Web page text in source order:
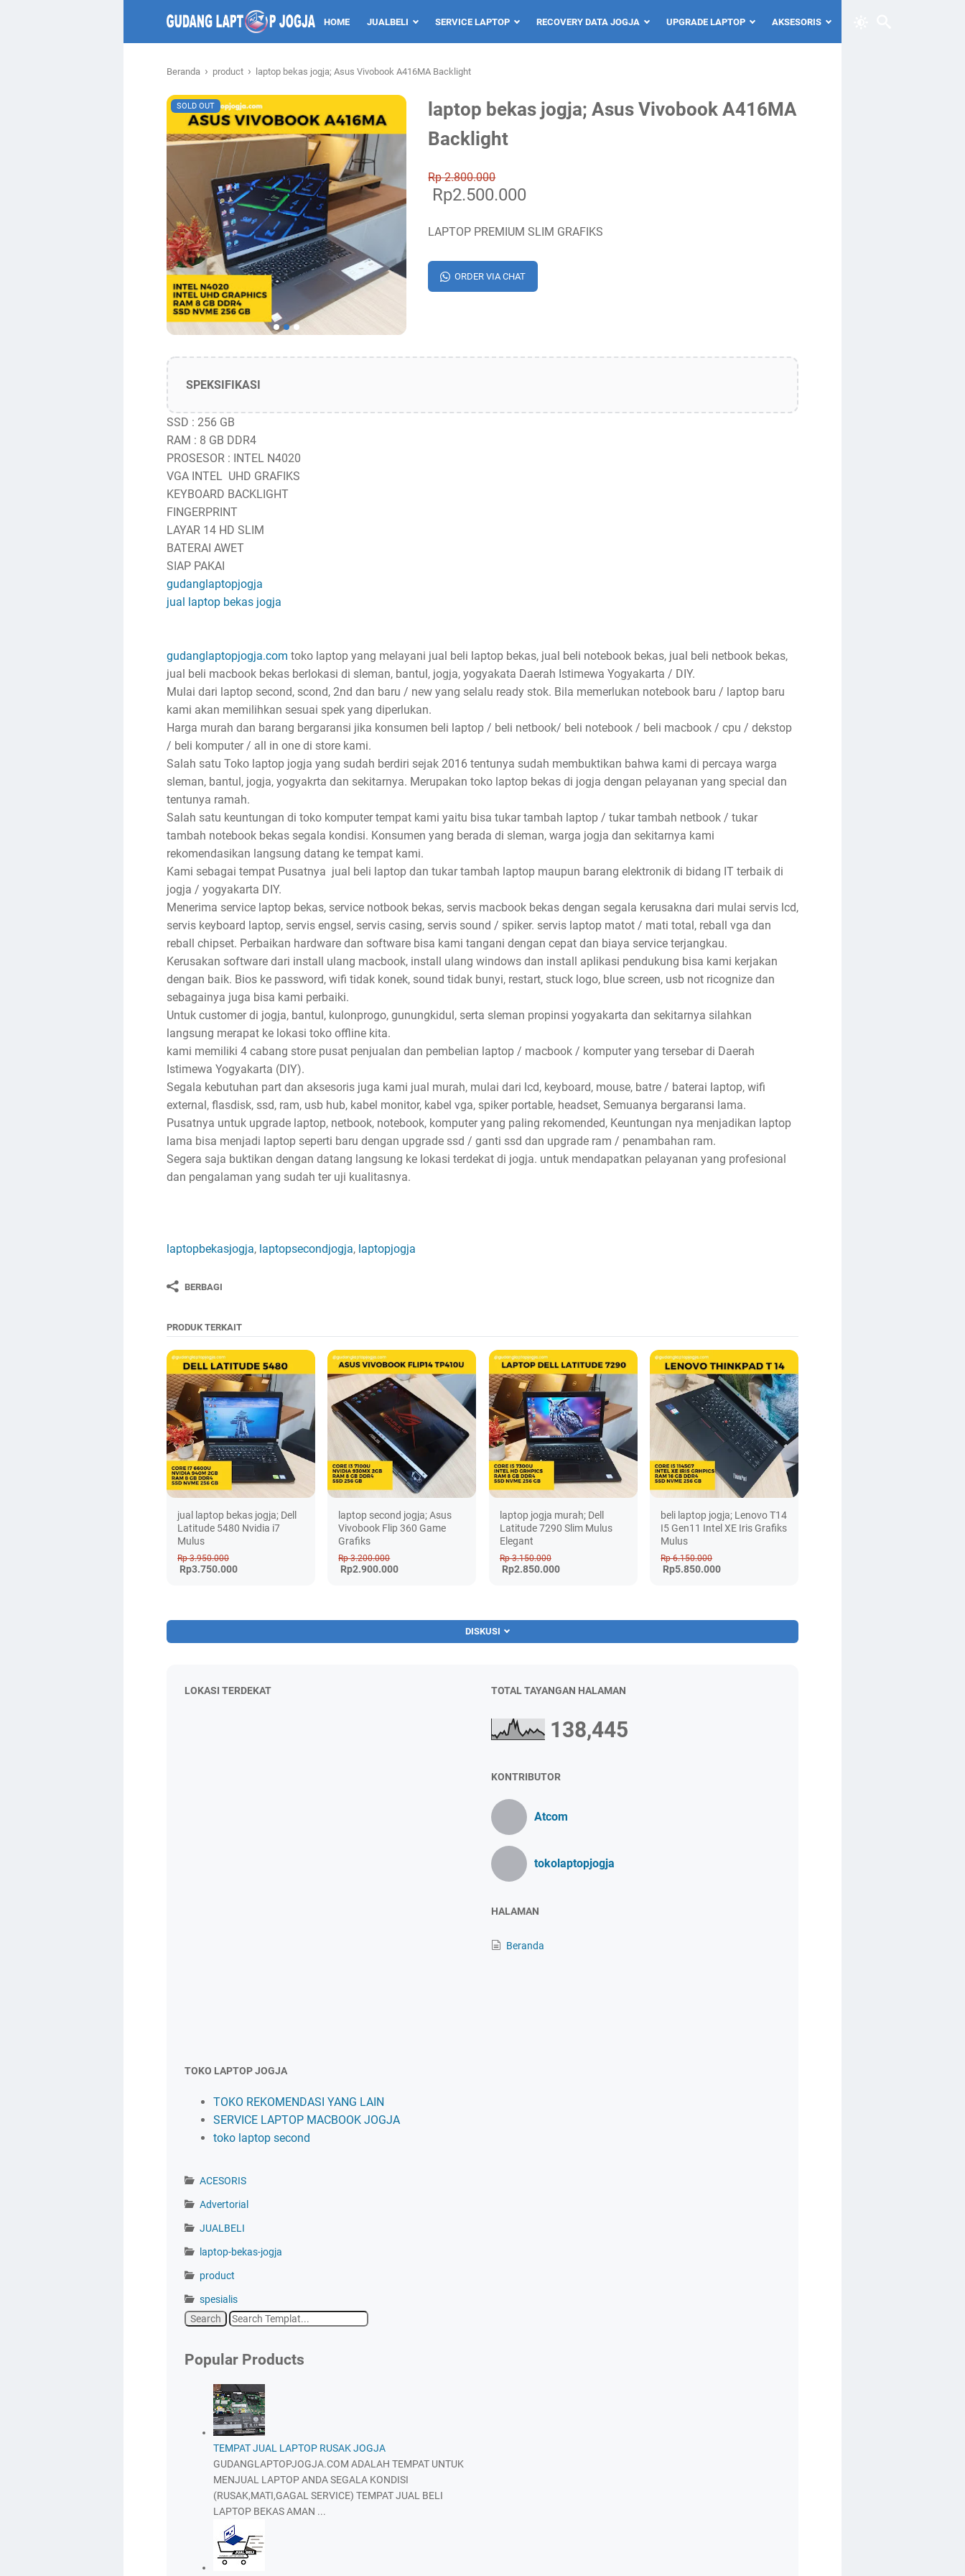
HOME JUALBELI SERVICE LAPTOP RECOVERY DATA JOGJA UPGRADE LAPTOP AKSESORIS
Beranda › product › laptop bekas jogja; Asus Vivobook A416MA Backlight
laptop bekas jogja; Asus Vivobook A416MA
Backlight
SOLD OUT
Rp 2.800.000
Rp2.500.000
LAPTOP PREMIUM SLIM GRAFIKS
ORDER VIA CHAT
SPEKSIFIKASI
SSD : 256 GB
RAM : 8 GB DDR4
PROSESOR : INTEL N4020
VGA INTEL UHD GRAFIKS
KEYBOARD BACKLIGHT
FINGERPRINT
LAYAR 14 HD SLIM
BATERAI AWET
SIAP PAKAI
gudanglaptopjogja
jual laptop bekas jogja
gudanglaptopjogja.com toko laptop yang melayani jual beli laptop bekas, jual beli notebook bekas, jual beli netbook bekas,
jual beli macbook bekas berlokasi di sleman, bantul, jogja, yogyakata Daerah Istimewa Yogyakarta / DIY.
Mulai dari laptop second, scond, 2nd dan baru / new yang selalu ready stok. Bila memerlukan notebook baru / laptop baru
kami akan memilihkan sesuai spek yang diperlukan.
Harga murah dan barang bergaransi jika konsumen beli laptop / beli netbook/ beli notebook / beli macbook / cpu / dekstop
/ beli komputer / all in one di store kami.
Salah satu Toko laptop jogja yang sudah berdiri sejak 2016 tentunya sudah membuktikan bahwa kami di percaya warga
sleman, bantul, jogja, yogyakrta dan sekitarnya. Merupakan toko laptop bekas di jogja dengan pelayanan yang special dan
tentunya ramah.
Salah satu keuntungan di toko komputer tempat kami yaitu bisa tukar tambah laptop / tukar tambah netbook / tukar
tambah notebook bekas segala kondisi. Konsumen yang berada di sleman, warga jogja dan sekitarnya kami
rekomendasikan langsung datang ke tempat kami.
Kami sebagai tempat Pusatnya jual beli laptop dan tukar tambah laptop maupun barang elektronik di bidang IT terbaik di
jogja / yogyakarta DIY.
Menerima service laptop bekas, service notbook bekas, servis macbook bekas dengan segala kerusakna dari mulai servis lcd,
servis keyboard laptop, servis engsel, servis casing, servis sound / spiker. servis laptop matot / mati total, reball vga dan
reball chipset. Perbaikan hardware dan software bisa kami tangani dengan cepat dan biaya service terjangkau.
Kerusakan software dari install ulang macbook, install ulang windows dan install aplikasi pendukung bisa kami kerjakan
dengan baik. Bios ke password, wifi tidak konek, sound tidak bunyi, restart, stuck logo, blue screen, usb not ricognize dan
sebagainya juga bisa kami perbaiki.
Untuk customer di jogja, bantul, kulonprogo, gunungkidul, serta sleman propinsi yogyakarta dan sekitarnya silahkan
langsung merapat ke lokasi toko offline kita.
kami memiliki 4 cabang store pusat penjualan dan pembelian laptop / macbook / komputer yang tersebar di Daerah
Istimewa Yogyakarta (DIY).
Segala kebutuhan part dan aksesoris juga kami jual murah, mulai dari lcd, keyboard, mouse, batre / baterai laptop, wifi
external, flasdisk, ssd, ram, usb hub, kabel monitor, kabel vga, spiker portable, headset, Semuanya bergaransi lama.
Pusatnya untuk upgrade laptop, netbook, notebook, komputer yang paling rekomended, Keuntungan nya menjadikan laptop
lama bisa menjadi laptop seperti baru dengan upgrade ssd / ganti ssd dan upgrade ram / penambahan ram.
Segera saja buktikan dengan datang langsung ke lokasi terdekat di jogja. untuk mendapatkan pelayanan yang profesional
dan pengalaman yang sudah ter uji kualitasnya.
laptopbekasjogja, laptopsecondjogja, laptopjogja
BERBAGI
PRODUK TERKAIT
jual laptop bekas jogja; Dell
Latitude 5480 Nvidia i7
Mulus
Rp 3.950.000
Rp3.750.000
laptop second jogja; Asus
Vivobook Flip 360 Game
Grafiks
Rp 3.200.000
Rp2.900.000
laptop jogja murah; Dell
Latitude 7290 Slim Mulus
Elegant
Rp 3.150.000
Rp2.850.000
beli laptop jogja; Lenovo T14
I5 Gen11 Intel XE Iris Grafiks
Mulus
Rp 6.150.000
Rp5.850.000
DISKUSI
LOKASI TERDEKAT
TOKO LAPTOP JOGJA
TOKO REKOMENDASI YANG LAIN
SERVICE LAPTOP MACBOOK JOGJA
toko laptop second
ACESORIS
Advertorial
JUALBELI
laptop-bekas-jogja
product
spesialis
Popular Products
TEMPAT JUAL LAPTOP RUSAK JOGJA
GUDANGLAPTOPJOGJA.COM ADALAH TEMPAT UNTUK
MENJUAL LAPTOP ANDA SEGALA KONDISI
(RUSAK,MATI,GAGAL SERVICE) TEMPAT JUAL BELI
LAPTOP BEKAS AMAN ...
TOTAL TAYANGAN HALAMAN
138,445
KONTRIBUTOR
Atcom
tokolaptopjogja
HALAMAN
Beranda